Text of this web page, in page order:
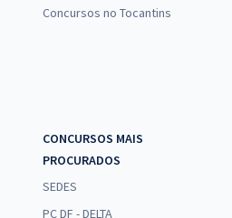
Concursos no Tocantins
CONCURSOS MAIS
PROCURADOS
SEDES
PC DF - DELTA